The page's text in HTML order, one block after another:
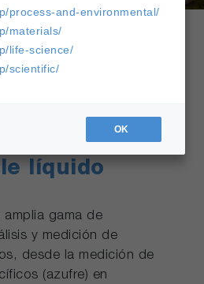
y Medio Ambiente
líquido
amplia gama de
y medición de
desde la medición de
(azufre) en
process-and-environmental/
materials/
life-science/
scientific/
OK